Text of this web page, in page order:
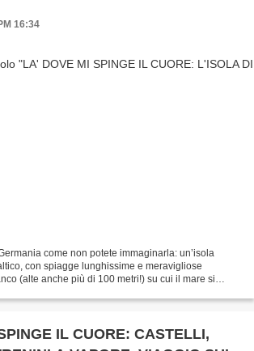
16:34
come non potete immaginarla: un’isola
con spiagge lunghissime e meravigliose
(alte anche più di 100 metri!) su cui il mare si
IL CUORE: CASTELLI,